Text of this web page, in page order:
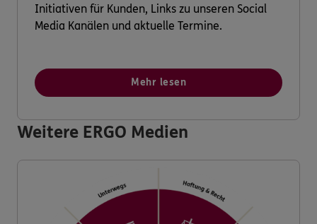
Initiativen für Kunden, Links zu unseren Social
Media Kanälen und aktuelle Termine.
Mehr lesen
Weitere ERGO Medien